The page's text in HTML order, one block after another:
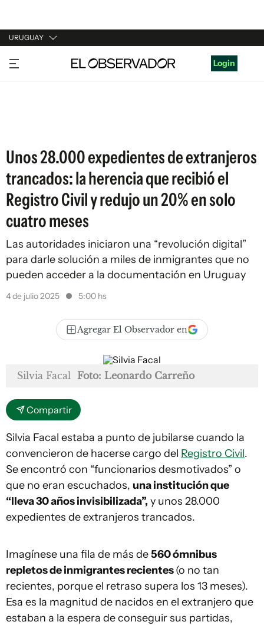
URUGUAY
URUGUAY
ARGENTINA
Login
Unos 28.000 expedientes de extranjeros
trancados: la herencia que recibió el
Registro Civil y redujo un 20% en solo
cuatro meses
Las autoridades iniciaron una “revolución digital”
para darle solución a miles de inmigrantes que no
pueden acceder a la documentación en Uruguay
4 de julio 2025 5:00 hs
Agregar El Observador en
Silvia Facal Foto: Leonardo Carreño
Compartir
Silvia Facal estaba a punto de jubilarse cuando la
convencieron de hacerse cargo del Registro Civil.
Se encontró con “funcionarios desmotivados” o
que no eran escuchados, una institución que
“lleva 30 años invisibilizada”, y unos 28.000
expedientes de extranjeros trancados.
Imagínese una fila de más de560 ómnibus
repletos de inmigrantes recientes(o no tan
recientes, porque el retraso supera los 13 meses).
Esa es la magnitud de nacidos en el extranjero que
estaban a la espera de conseguir sus partidas,